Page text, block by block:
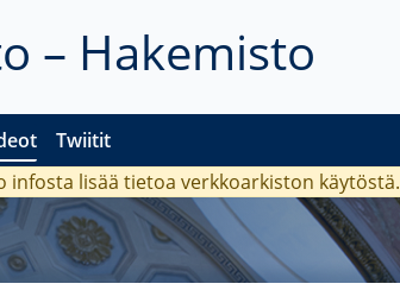
– Hakemisto
Twiitit
infosta lisää tietoa verkkoarkiston käytöstä.